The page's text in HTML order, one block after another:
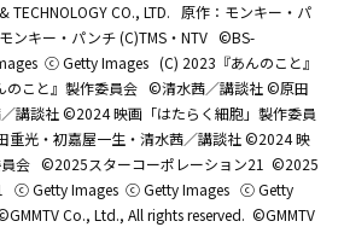
TECHNOLOGY CO., LTD.
原作：モンキー・パ
ンキー・パンチ (C)TMS・NTV ©BS-
ⓒ Getty Images (C) 2023『あんのこと』
のこと』製作委員会 ©清水茜／講談社 ©原田
講談社 ©2024 映画「はたらく細胞」製作委員
光・初嘉屋一生・清水茜／講談社 ©2024 映
会 ©2025スターコーポレーション21 ©2025
ⓒ Getty Images ⓒ Getty Images ⓒ Getty
Co., Ltd., All rights reserved. ©GMMTV